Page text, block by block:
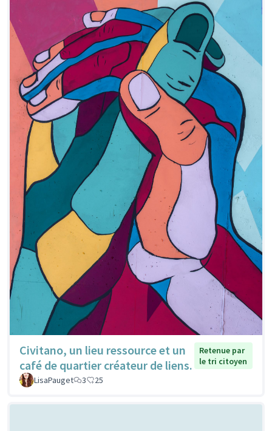
Civitano, un lieu ressource et un
café de quartier créateur de liens.
Retenue par
le tri citoyen
LisaPauget
3 25